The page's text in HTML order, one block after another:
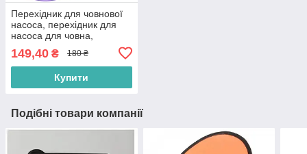
Перехідник для човнової
насоса, перехідник для
насоса для човна,
149,40 ₴ 180 ₴
Купити
Подібні товари компанії